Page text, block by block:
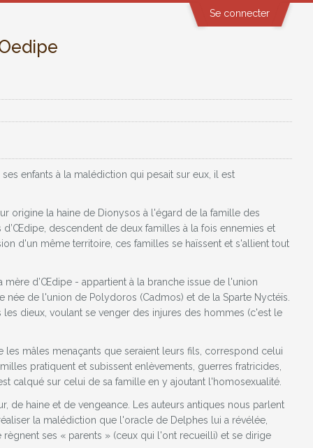
Se connecter
enfants à la malédiction qui pesait sur eux, il est
origine la haine de Dionysos à l'égard de la famille des
descendent de deux familles à la fois ennemies et
d'un même territoire, ces familles se haïssent et s'allient tout
mère d’Œdipe - appartient à la branche issue de l'union
de l'union de Polydoros (Cadmos) et de la Sparte Nyctéïs.
dieux, voulant se venger des injures des hommes (c'est le
mâles menaçants que seraient leurs fils, correspond celui
pratiquent et subissent enlèvements, guerres fratricides,
calqué sur celui de sa famille en y ajoutant l'homosexualité.
haine et de vengeance. Les auteurs antiques nous parlent
la malédiction que l'oracle de Delphes lui a révélée,
ses « parents » (ceux qui l'ont recueilli) et se dirige